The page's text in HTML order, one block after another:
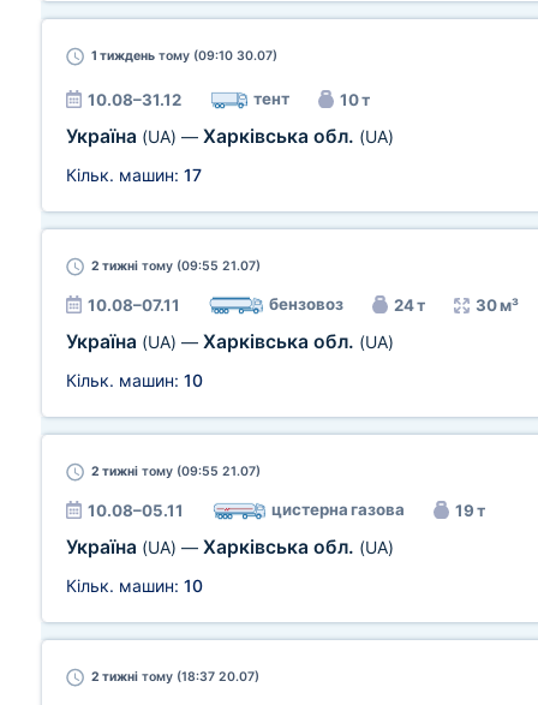
1 тиждень тому (09:10 30.07)
10.08–31.12 тент 10 т
Україна (UA) — Харківська обл. (UA)
Кільк. машин: 17
2 тижні тому (09:55 21.07)
10.08–07.11 бензовоз 24 т 30 м³
Україна (UA) — Харківська обл. (UA)
Кільк. машин: 10
2 тижні тому (09:55 21.07)
10.08–05.11 цистерна газова 19 т
Україна (UA) — Харківська обл. (UA)
Кільк. машин: 10
2 тижні тому (18:37 20.07)